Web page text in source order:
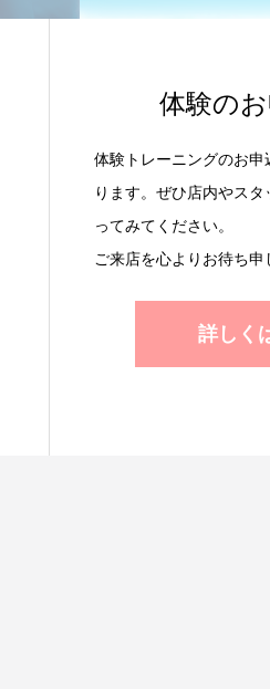
体験の
体験トレーニングのお
ります。ぜひ店内やス
ってみてください。
ご来店を心よりお待ち申
詳しく